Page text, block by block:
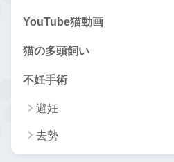
YouTube猫動画
猫の多頭飼い
不妊手術
避妊
去勢